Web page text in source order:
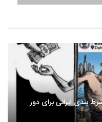
بندی ایرانی برای دور